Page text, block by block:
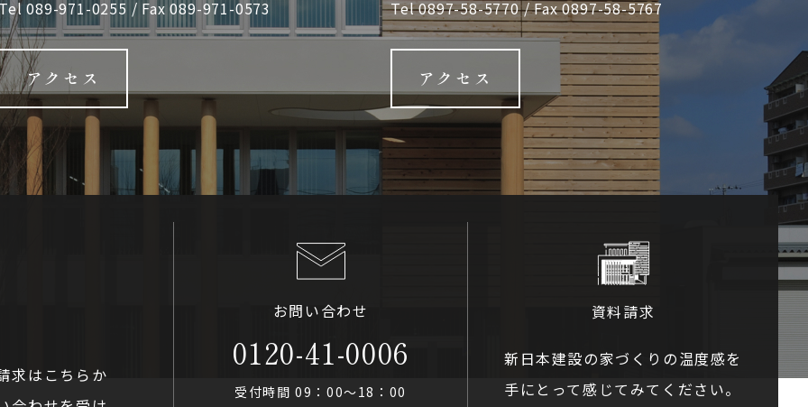
Tel089-971-0255 / Fax 089-971-0573
アクセス
Tel0897-58-5770/ Fax 0897-58-5767
アクセス
求はこちらか
お問い合わせ
0120-41-0006
受付時間 09：00〜18：00
資料請求
新日本建設の家づくりの温度感を
手にとって感じてみてください。